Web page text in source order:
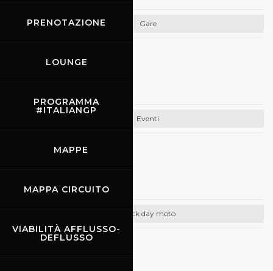
PRENOTAZIONE
LOUNGE
PROGRAMMA
#ITALIANGP
MAPPE
MAPPA CIRCUITO
VIABILITÀ AFFLUSSO-
DEFLUSSO
Gare
08.04.2024- 09.04.2024
Eventi
12.04.2024 -14.04.2024
Track day moto